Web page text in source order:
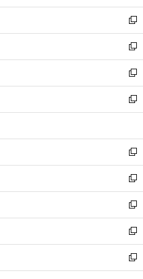
開
く
ウ
で
開
く
ン
ド
ウ
で
開
く
ウ
ィ
ン
ド
ウ
で
開
く
し
い
ウ
ィ
ン
ド
ウ
で
開
新
し
い
ウ
ィ
ン
ド
ウ
開
く
新
し
い
ウ
ィ
ン
ウ
で
開
く
新
し
い
ウ
ン
ド
ウ
で
開
く
新
し
ウ
ィ
ン
ド
ウ
で
開
く
新
し
い
ウ
ィ
ン
ド
ウ
で
開
新
し
い
ウ
ィ
ン
ド
ウ
新
し
い
ウ
ィ
ン
新
し
い
ウ
新
し